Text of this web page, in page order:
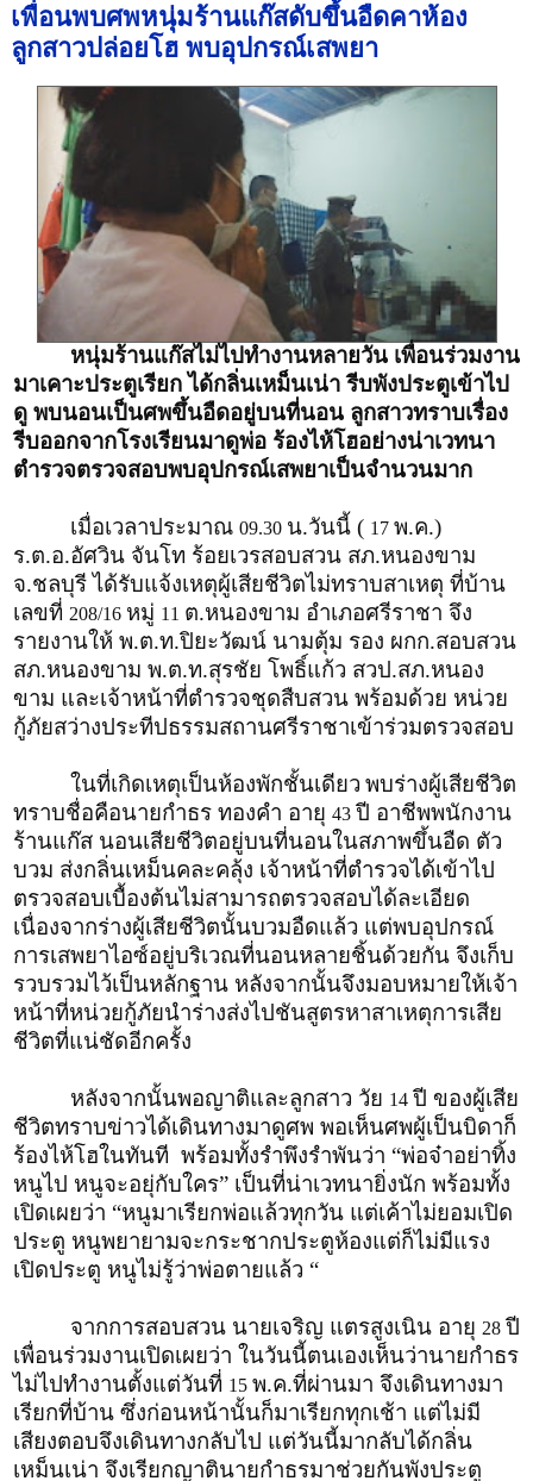
เพื่อนพบศพหนุ่มร้านแก๊สดับขึ้นอืดคาห้อง
ลูกสาวปล่อยโฮ พบอุปกรณ์เสพยา
หนุ่มร้านแก๊สไม่ไปทำงานหลายวัน เพื่อนร่วมงาน
มาเคาะประตูเรียก ได้กลิ่นเหม็นเน่า รีบพังประตูเข้าไป
ดู พบนอนเป็นศพขึ้นอืดอยู่บนที่นอน ลูกสาวทราบเรื่อง
รีบออกจากโรงเรียนมาดูพ่อ ร้องไห้โฮอย่างน่าเวทนา
ตำรวจตรวจสอบพบอุปกรณ์เสพยาเป็นจำนวนมาก
เมื่อเวลาประมาณ 09.30 น.วันนี้ ( 17 พ.ค.)
ร.ต.อ.อัศวิน จันโท ร้อยเวรสอบสวน สภ.หนองขาม
จ.ชลบุรี ได้รับแจ้งเหตุผู้เสียชีวิตไม่ทราบสาเหตุ ที่บ้าน
เลขที่ 208/16 หมู่ 11 ต.หนองขาม อำเภอศรีราชา จึง
รายงานให้ พ.ต.ท.ปิยะวัฒน์ นามตุ้ม รอง ผกก.สอบสวน
สภ.หนองขาม พ.ต.ท.สุรชัย โพธิ์แก้ว สวป.สภ.หนอง
ขาม และเจ้าหน้าที่ตำรวจชุดสืบสวน พร้อมด้วย หน่วย
กู้ภัยสว่างประทีปธรรมสถานศรีราชาเข้าร่วมตรวจสอบ
ในที่เกิดเหตุเป็นห้องพักชั้นเดียว พบร่างผู้เสียชีวิต
ทราบชื่อคือนายกำธร ทองคำ อายุ 43 ปี อาชีพพนักงาน
ร้านแก๊ส นอนเสียชีวิตอยู่บนที่นอนในสภาพขึ้นอืด ตัว
บวม ส่งกลิ่นเหม็นคละคลุ้ง เจ้าหน้าที่ตำรวจได้เข้าไป
ตรวจสอบเบื้องต้นไม่สามารถตรวจสอบได้ละเอียด
เนื่องจากร่างผู้เสียชีวิตนั้นบวมอืดแล้ว แต่พบอุปกรณ์
การเสพยาไอซ์อยู่บริเวณที่นอนหลายชิ้นด้วยกัน จึงเก็บ
รวบรวมไว้เป็นหลักฐาน หลังจากนั้นจึงมอบหมายให้เจ้า
หน้าที่หน่วยกู้ภัยนำร่างส่งไปชันสูตรหาสาเหตุการเสีย
ชีวิตที่แน่ชัดอีกครั้ง
หลังจากนั้นพอญาติและลูกสาว วัย 14 ปี ของผู้เสีย
ชีวิตทราบข่าวได้เดินทางมาดูศพ พอเห็นศพผู้เป็นบิดาก็
ร้องไห้โฮในทันที พร้อมทั้งรำพึงรำพันว่า “พ่อจ๋าอย่าทิ้ง
หนูไป หนูจะอยุ่กับใคร” เป็นที่น่าเวทนายิ่งนัก พร้อมทั้ง
เปิดเผยว่า “หนูมาเรียกพ่อแล้วทุกวัน แต่เค้าไม่ยอมเปิด
ประตู หนูพยายามจะกระชากประตูห้องแต่ก็ไม่มีแรง
เปิดประตู หนูไม่รู้ว่าพ่อตายแล้ว “
จากการสอบสวน นายเจริญ แตรสูงเนิน อายุ 28 ปี
เพื่อนร่วมงานเปิดเผยว่า ในวันนี้ตนเองเห็นว่านายกำธร
ไม่ไปทำงานตั้งแต่วันที่ 15 พ.ค.ที่ผ่านมา จึงเดินทางมา
เรียกที่บ้าน ซึ่งก่อนหน้านั้นก็มาเรียกทุกเช้า แต่ไม่มี
เสียงตอบจึงเดินทางกลับไป แต่วันนี้มากลับได้กลิ่น
เหม็นเน่า จึงเรียกญาตินายกำธรมาช่วยกันพังประตู